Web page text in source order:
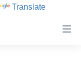
Translate